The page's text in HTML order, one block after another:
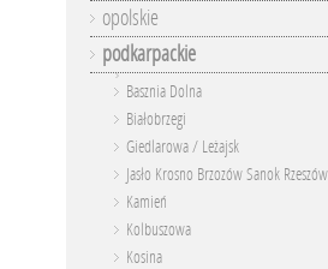
opolskie
podkarpackie
Basznia Dolna
Białobrzegi
Giedlarowa / Leżajsk
Jasło Krosno Brzozów Sanok
Kamień
Kolbuszowa
Kosina